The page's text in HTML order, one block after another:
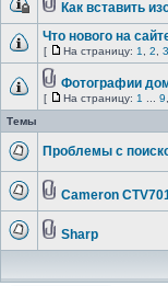
Как вставить
Что нового на
[ На страницу: 1 2 3
Фотографии
[ На страницу: 1 9
Темы
Проблемы с
Cameron
Sharp